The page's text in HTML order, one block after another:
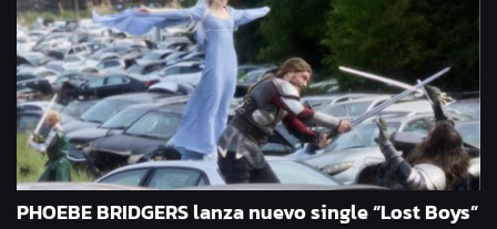
PHOEBE BRIDGERS lanza nuevo single “Lost Boys”